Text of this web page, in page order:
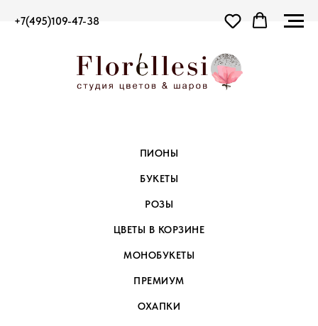
+7(495)109-47-38
ПИОНЫ
БУКЕТЫ
РОЗЫ
ЦВЕТЫ В КОРЗИНЕ
МОНОБУКЕТЫ
ПРЕМИУМ
ОХАПКИ